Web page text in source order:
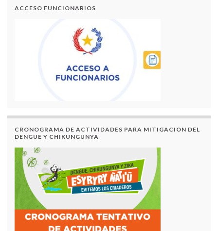
ACCESO FUNCIONARIOS
CRONOGRAMA DE ACTIVIDADES PARA MITIGACION DEL
DENGUE Y CHIKUNGUNYA